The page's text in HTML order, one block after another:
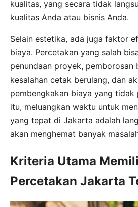
kualitas, yang secara tidak
kualitas Anda atau bisnis Anda.
Selain estetika, ada juga faktor
biaya. Percetakan yang salah
penundaan proyek, pemborosan
kesalahan cetak berulang, dan
pembengkakan biaya yang tidak
itu, meluangkan waktu untuk
yang tepat di Jakarta adalah
akan menghemat banyak
Kriteria Utama
Percetakan Jakarta